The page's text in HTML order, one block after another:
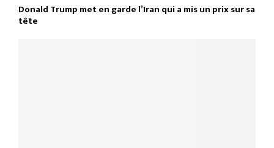
Donald Trump met en garde l’Iran qui a mis un prix sur sa
tête